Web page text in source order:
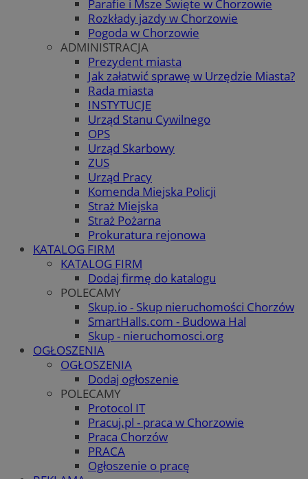
Parafie i Msze Święte w Chorzowie
Rozkłady jazdy w Chorzowie
Pogoda w Chorzowie
ADMINISTRACJA
Prezydent miasta
Jak załatwić sprawę w Urzędzie Miasta?
Rada miasta
INSTYTUCJE
Urząd Stanu Cywilnego
OPS
Urząd Skarbowy
ZUS
Urząd Pracy
Komenda Miejska Policji
Straż Miejska
Straż Pożarna
Prokuratura rejonowa
KATALOG FIRM
KATALOG FIRM
Dodaj firmę do katalogu
POLECAMY
Skup.io - Skup nieruchomości Chorzów
SmartHalls.com - Budowa Hal
Skup - nieruchomosci.org
OGŁOSZENIA
OGŁOSZENIA
Dodaj ogłoszenie
POLECAMY
Protocol IT
Pracuj.pl - praca w Chorzowie
Praca Chorzów
PRACA
Ogłoszenie o pracę